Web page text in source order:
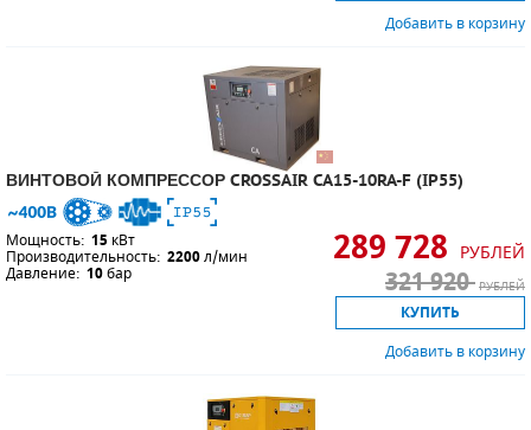
Добавить в корзину
ВИНТОВОЙ КОМПРЕССОР CROSSAIR CA15-10RA-F (IP55)
Мощность: 15 кВт
Производительность: 2200л/мин
Давление: 10бар
289 728 РУБЛЕЙ
321 920 РУБЛЕЙ
КУПИТЬ
Добавить в корзину